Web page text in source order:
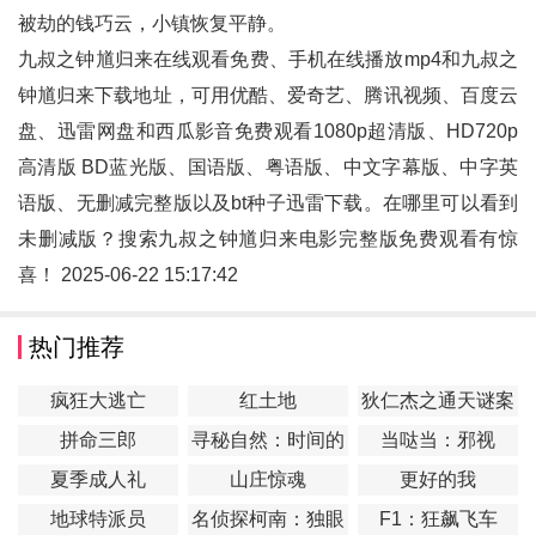
被劫的钱巧云，小镇恢复平静。
九叔之钟馗归来在线观看免费、手机在线播放mp4和九叔之
钟馗归来下载地址，可用优酷、爱奇艺、腾讯视频、百度云
盘、迅雷网盘和西瓜影音免费观看1080p超清版、HD720p
高清版 BD蓝光版、国语版、粤语版、中文字幕版、中字英
语版、无删减完整版以及bt种子迅雷下载。在哪里可以看到
未删减版？搜索九叔之钟馗归来电影完整版免费观看有惊
喜！ 2025-06-22 15:17:42
热门推荐
疯狂大逃亡 红土地
狄仁杰之通天谜案
拼命三郎
寻秘自然：时间的
形状
当哒当：邪视
夏季成人礼
山庄惊魂
更好的我
地球特派员
名侦探柯南：独眼
F1：狂飙飞车